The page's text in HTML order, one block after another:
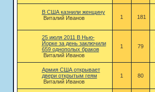
В США казнили женщину
Виталий Иванов
1 181
25 июля 2011 В Нью-
Йорке за день заключили
659 однополых браков
Виталий Иванов
1 79
Армия США открывает
двери открытым геям
Виталий Иванов
1 80